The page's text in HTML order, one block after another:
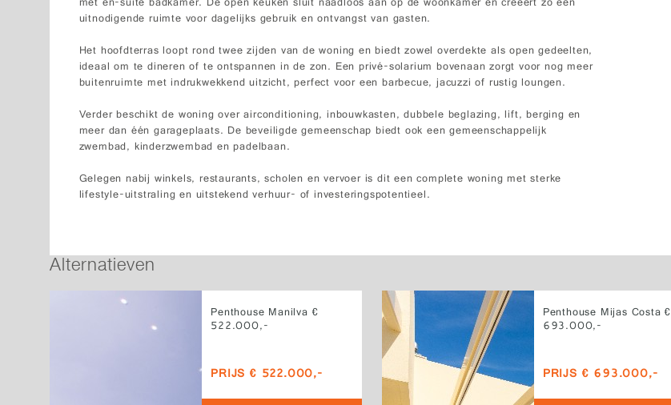
uitnodigende ruimte voor dagelijks gebruik en ontvangst van gasten.
Het hoofdterras loopt rond twee zijden van de woning en biedt zowel overdekte als open gedeelten,
ideaal om te dineren of te ontspannen in de zon. Een privé-solarium bovenaan zorgt voor nog meer
buitenruimte met indrukwekkend uitzicht, perfect voor een barbecue, jacuzzi of rustig loungen.
Verder beschikt de woning over airconditioning, inbouwkasten, dubbele beglazing, lift, berging en
meer dan één garageplaats. De beveiligde gemeenschap biedt ook een gemeenschappelijk
zwembad, kinderzwembad en padelbaan.
Gelegen nabij winkels, restaurants, scholen en vervoer is dit een complete woning met sterke
lifestyle-uitstraling en uitstekend verhuur- of investeringspotentieel.
Alternatieven
Penthouse Manilva €
522.000,-
PRIJS € 522.000,-
Penthouse Mijas Costa €
693.000,-
PRIJS € 693.000,-